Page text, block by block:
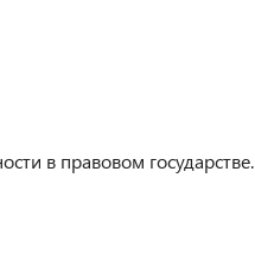
в правовом государстве.